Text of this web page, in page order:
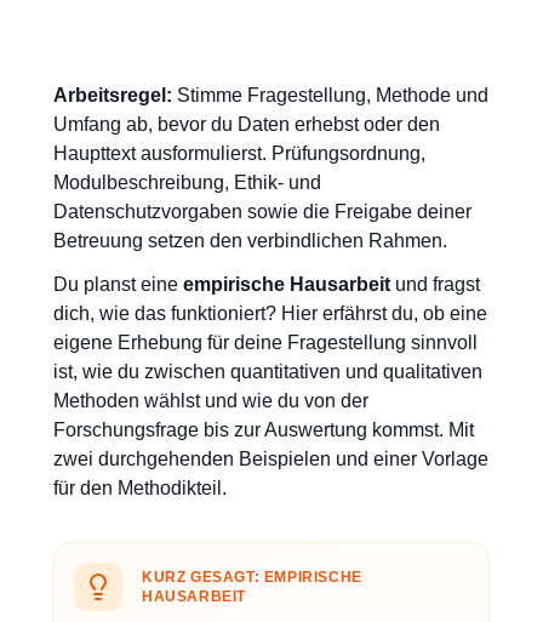
Arbeitsregel: Stimme Fragestellung, Methode und
Umfang ab, bevor du Daten erhebst oder den
Haupttext ausformulierst. Prüfungsordnung,
Modulbeschreibung, Ethik- und
Datenschutzvorgaben sowie die Freigabe deiner
Betreuung setzen den verbindlichen Rahmen.
Du planst eine empirische Hausarbeit und fragst
dich, wie das funktioniert? Hier erfährst du, ob eine
eigene Erhebung für deine Fragestellung sinnvoll
ist, wie du zwischen quantitativen und qualitativen
Methoden wählst und wie du von der
Forschungsfrage bis zur Auswertung kommst. Mit
zwei durchgehenden Beispielen und einer Vorlage
für den Methodikteil.
KURZ GESAGT: EMPIRISCHE
HAUSARBEIT